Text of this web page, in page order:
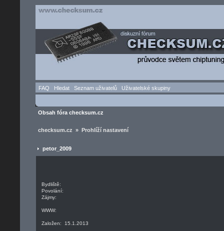
FAQ Hledat Seznam uživatelů Uživatelské skupiny
Obsah fóra checksum.cz
checksum.cz » Prohlíží nastavení
petor_2009
Bydliště:
Povolání:
Zájmy:
WWW:
Založen: 15.1.2013